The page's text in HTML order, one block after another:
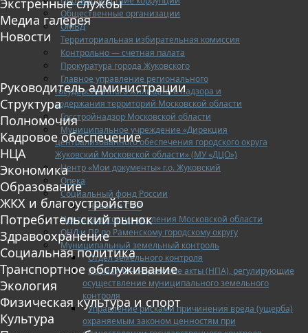
Общественные организации
ОМВД
Территориальная избирательная комиссия
Контрольно — счетная палата
Прокуратура города Жуковского
Главное управление регионального
государственного жилищного надзора и
содержания территорий Московской области
Госстройнадзор Московской области
Муниципальное учреждение «Дирекция
централизованного обеспечения городского округа
Жуковский Московской области» (МУ «ДЦО»)
Центр «Мои документы» г.о. Жуковский
Опека
Социальный фонд России
Новости СФР
Центр занятости населения Московской области
ОНД и ПР по Раменскому городскому округу
Муниципальный земельный контроль
Отдел земельного контроля
Нормативно-правовые акты (НПА), регулирующие
осуществление муниципального земельного
контроля
Управление рисками причинения вреда (ущерба)
охраняемым законом ценностям при
Экстренные службы
Медиа галерея
Новости
Руководитель администрации
Структура
Полномочия
Кадровое обеспечение
НЦА
Экономика
Образование
ЖКХ и благоустройство
Потребительский рынок
Здравоохранение
Социальная политика
Транспортное обслуживание
Экология
Физическая культура и спорт
Культура